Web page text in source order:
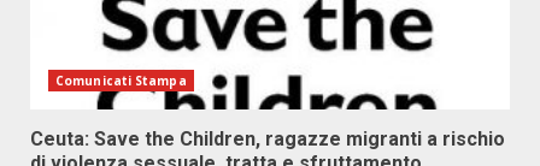
Comunicati Stampa
Ceuta: Save the Children, ragazze migranti a rischio